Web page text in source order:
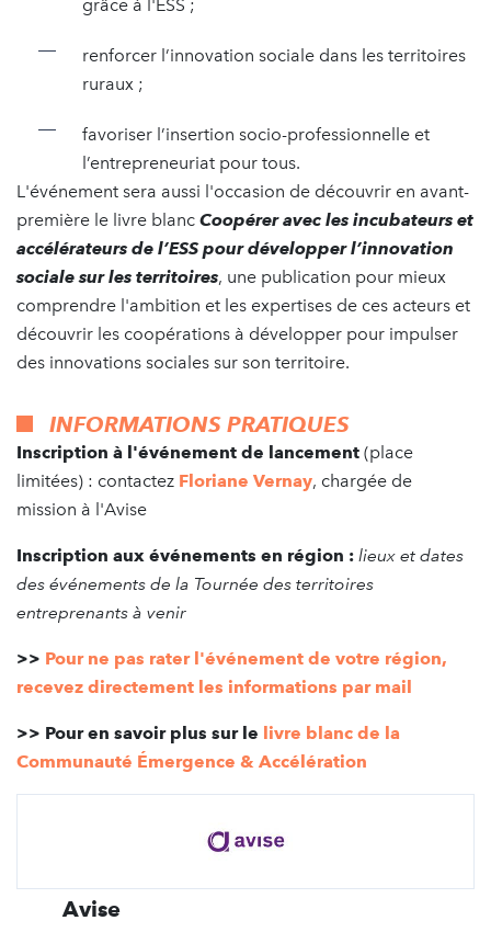
grâce à l'ESS ;
renforcer l’innovation sociale dans les territoires
ruraux ;
favoriser l’insertion socio-professionnelle et
l’entrepreneuriat pour tous.
L'événement sera aussi l'occasion de découvrir en avant-
première le livre blanc Coopérer avec les incubateurs et
accélérateurs de l’ESS pour développer l’innovation
sociale sur les territoires, une publication pour mieux
comprendre l'ambition et les expertises de ces acteurs et
découvrir les coopérations à développer pour impulser
des innovations sociales sur son territoire.
INFORMATIONS PRATIQUES
Inscription à l'événement de lancement (place
limitées) : contactez Floriane Vernay, chargée de
mission à l'Avise
Inscription aux événements en région : lieux et dates
des événements de la Tournée des territoires
entreprenants à venir
>> Pour ne pas rater l'événement de votre région,
recevez directement les informations par mail
>> Pour en savoir plus sur le livre blanc de la
Communauté Émergence & Accélération
Avise